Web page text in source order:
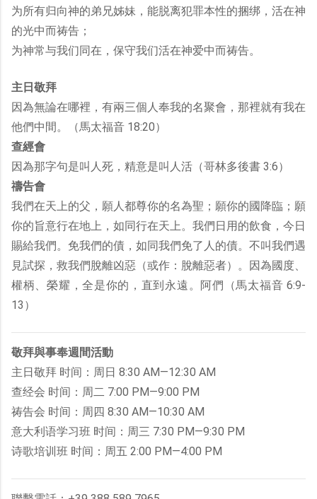
为所有归向神的弟兄姊妹，能脱离犯罪本性的捆绑，活在神
的光中而祷告；
为神常与我们同在，保守我们活在神爱中而祷告。
主日敬拜
因為無論在哪裡，有兩三個人奉我的名聚會，那裡就有我在
他們中間。（馬太福音 18:20）
查經會
因為那字句是叫人死，精意是叫人活（哥林多後書 3:6）
禱告會
我們在天上的父，願人都尊你的名為聖；願你的國降臨；願
你的旨意行在地上，如同行在天上。我們日用的飲食，今日
賜給我們。免我們的債，如同我們免了人的債。不叫我們遇
見試探，救我們脫離凶惡（或作：脫離惡者）。因為國度、
權柄、榮耀，全是你的，直到永遠。阿們（馬太福音 6:9-
13）
敬拜與事奉週間活動
主日敬拜 时间：周日 8:30 AM—12:30 AM
查经会 时间：周二 7:00 PM—9:00 PM
祷告会 时间：周四 8:30 AM—10:30 AM
意大利语学习班 时间：周三 7:30 PM—9:30 PM
诗歌培训班 时间：周五 2:00 PM—4:00 PM